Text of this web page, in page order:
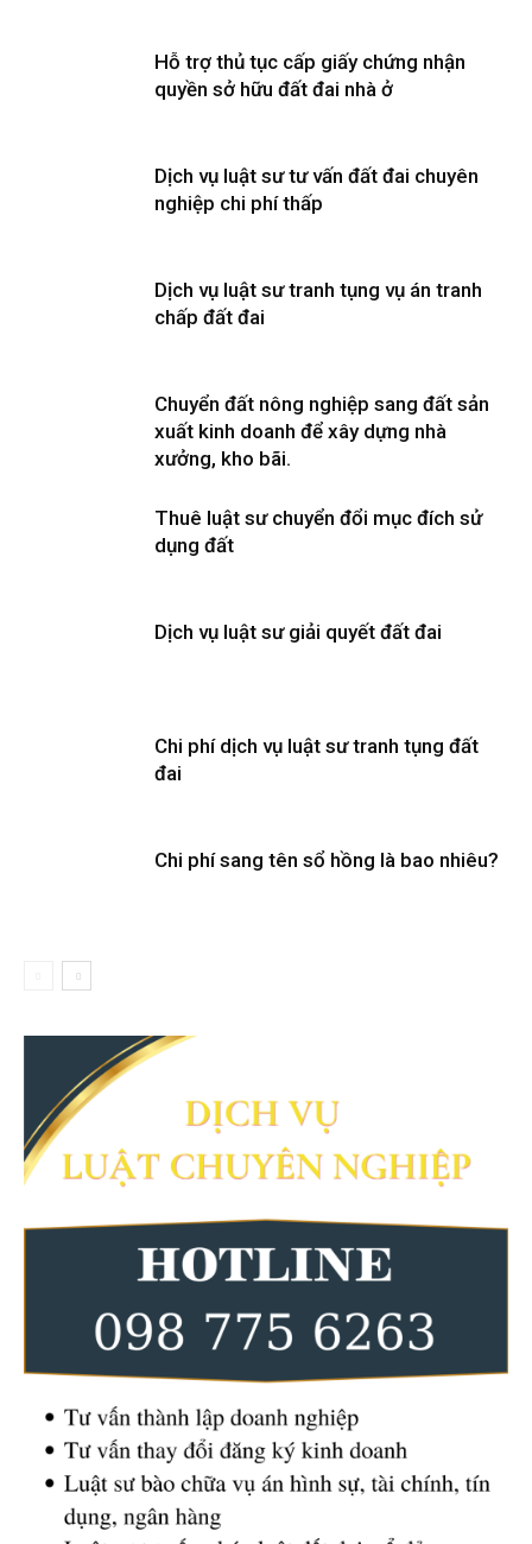
Hỗ trợ thủ tục cấp giấy chứng nhận
quyền sở hữu đất đai nhà ở
Dịch vụ luật sư tư vấn đất đai chuyên
nghiệp chi phí thấp
Dịch vụ luật sư tranh tụng vụ án tranh
chấp đất đai
Chuyển đất nông nghiệp sang đất sản
xuất kinh doanh để xây dựng nhà
xưởng, kho bãi.
Thuê luật sư chuyển đổi mục đích sử
dụng đất
Dịch vụ luật sư giải quyết đất đai
Chi phí dịch vụ luật sư tranh tụng đất
đai
Chi phí sang tên sổ hồng là bao nhiêu?